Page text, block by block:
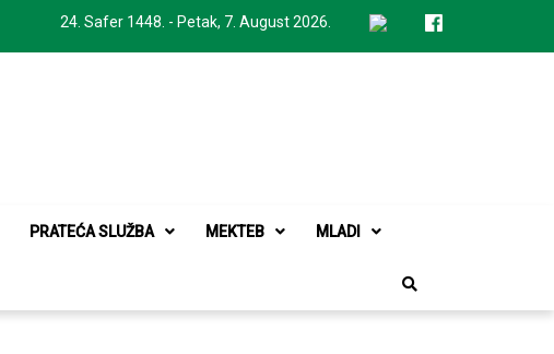
24. Safer 1448. - Petak, 7. August 2026.
PRATEĆA SLUŽBA MEKTEB MLADI